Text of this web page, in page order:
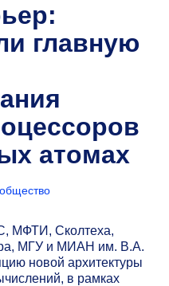
главную
атомах
МФТИ, Сколтеха,
МГУ и МИАН им. В.А.
новой архитектуры
в рамках